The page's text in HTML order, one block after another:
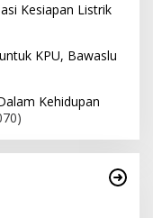
Kesiapan Listrik
KPU, Bawaslu
Kehidupan